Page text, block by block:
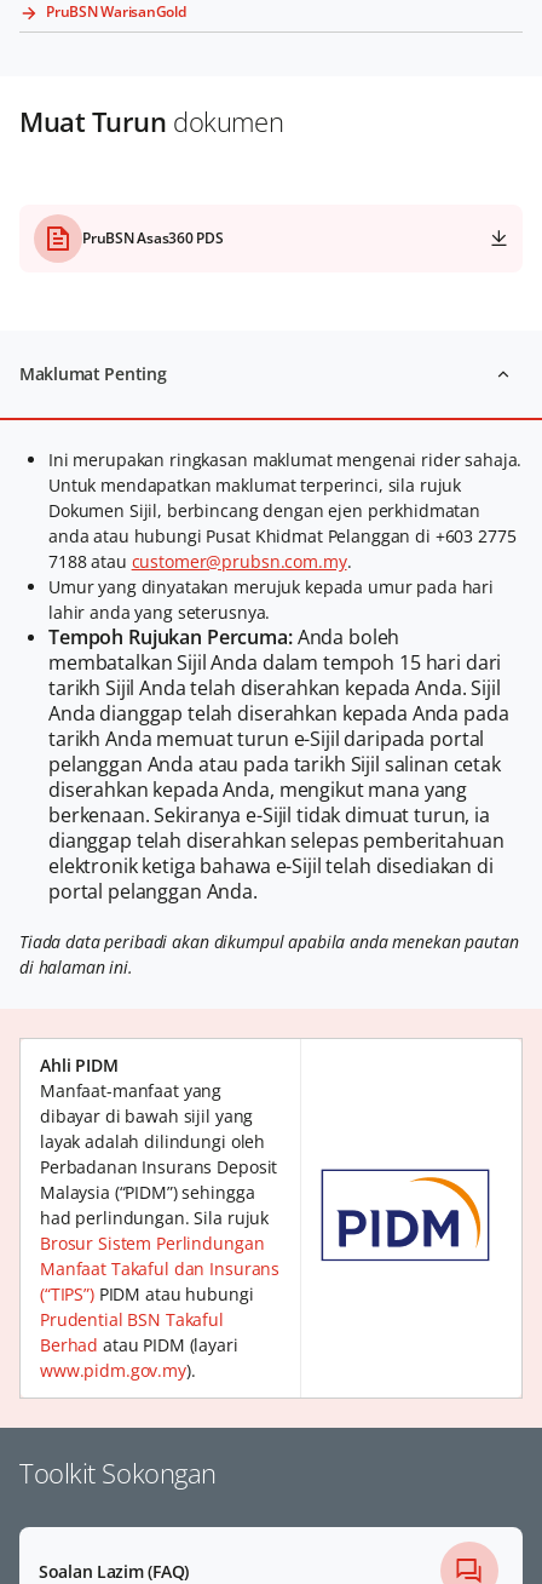
PruBSN WarisanGold
Muat Turun dokumen
PruBSN Asas360 PDS
Maklumat Penting
Ini merupakan ringkasan maklumat mengenai rider sahaja.
Untuk mendapatkan maklumat terperinci, sila rujuk
Dokumen Sijil, berbincang dengan ejen perkhidmatan
anda atau hubungi Pusat Khidmat Pelanggan di +603 2775
7188 atau customer@prubsn.com.my.
Umur yang dinyatakan merujuk kepada umur pada hari
lahir anda yang seterusnya.
Tempoh Rujukan Percuma:Anda boleh
membatalkan Sijil Anda dalam tempoh 15 hari dari
tarikh Sijil Anda telah diserahkan kepada Anda. Sijil
Anda dianggap telah diserahkan kepada Anda pada
tarikh Anda memuat turun e-Sijil daripada portal
pelanggan Anda atau pada tarikh Sijil salinan cetak
diserahkan kepada Anda, mengikut mana yang
berkenaan. Sekiranya e-Sijil tidak dimuat turun, ia
dianggap telah diserahkan selepas pemberitahuan
elektronik ketiga bahawa e-Sijil telah disediakan di
portal pelanggan Anda.
Tiada data peribadi akan dikumpul apabila anda menekan pautan
di halaman ini.
Ahli PIDM
Manfaat-manfaat yang
dibayar di bawah sijil yang
layak adalah dilindungi oleh
Perbadanan Insurans Deposit
Malaysia (“PIDM”) sehingga
had perlindungan. Sila rujuk
Brosur Sistem Perlindungan
Manfaat Takaful dan Insurans
(“TIPS”)PIDM atau hubungi
Prudential BSN Takaful
Berhad atau PIDM (layari
www.pidm.gov.my).
Toolkit Sokongan
Soalan Lazim (FAQ)